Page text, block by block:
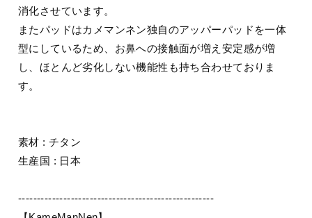
消化させています。
またパッドはカメマンネン独自のアッパーパッドを一体
型にしているため、お鼻への接触面が増え安定感が増
し、ほとんど劣化しない機能性も持ち合わせておりま
す。
素材 : チタン
生産国 : 日本
----------------------------------------------------